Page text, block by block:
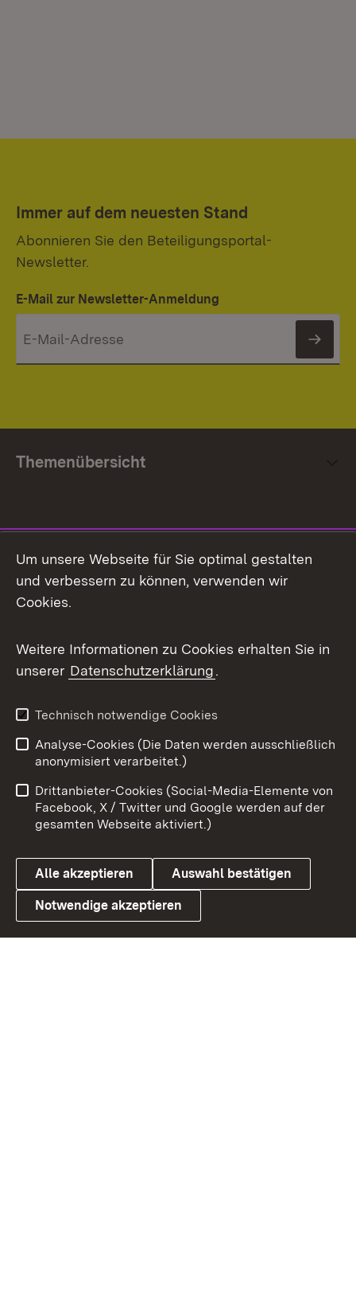
Immer auf dem neuesten Stand
Abonnieren Sie den Beteiligungsportal-
Newsletter.
E-Mail zur Newsletter-Anmeldung
Themenübersicht
Facebook
X / Twitter
Youtube
Link zum Landesportal
Impressum
Kontakt
Barrierefreiheit
Datenschutz
Cookies
Um unsere Webseite für Sie optimal gestalten
und verbessern zu können, verwenden wir
Cookies.
Weitere Informationen zu Cookies erhalten Sie in
unserer Datenschutzerklärung.
Technisch notwendige Cookies
Analyse-Cookies (Die Daten werden ausschließlich
anonymisiert verarbeitet.)
Drittanbieter-Cookies (Social-Media-Elemente von
Facebook, X / Twitter und Google werden auf der
gesamten Webseite aktiviert.)
Alle akzeptieren Auswahl bestätigen
Notwendige akzeptieren